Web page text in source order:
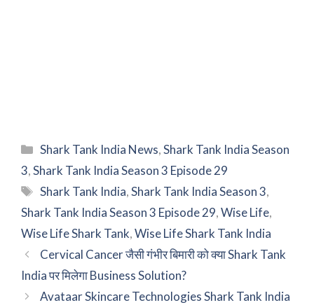
Categories
Shark Tank India News,Shark Tank India Season
3,Shark Tank India Season 3 Episode 29
Tags
Shark Tank India,Shark Tank India Season 3,
Shark Tank India Season 3 Episode 29,Wise Life,
Wise Life Shark Tank,Wise Life Shark Tank India
Cervical Cancer जैसी गंभीर बिमारी को क्या Shark Tank
India पर मिलेगा Business Solution?
Avataar Skincare Technologies Shark Tank India